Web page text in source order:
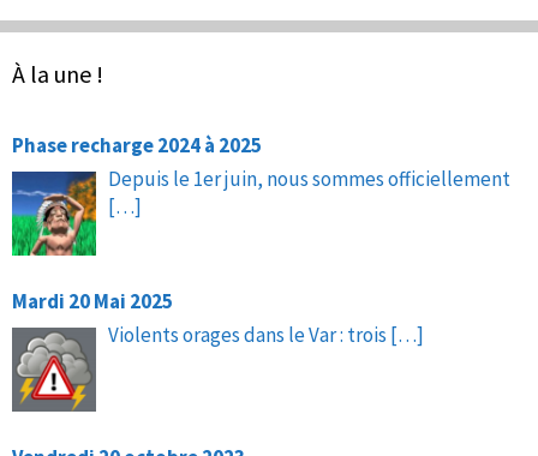
À la une !
Phase recharge 2024 à 2025
Depuis le 1er juin, nous sommes officiellement
[…]
Mardi 20 Mai 2025
Violents orages dans le Var : trois […]